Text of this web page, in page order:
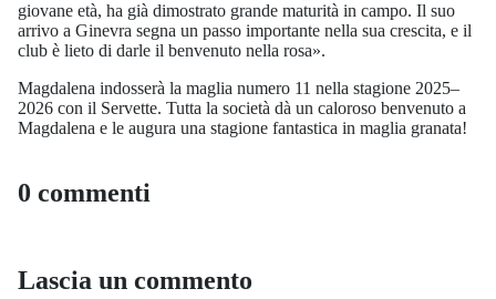
giovane età, ha già dimostrato grande maturità in campo. Il suo
arrivo a Ginevra segna un passo importante nella sua crescita, e il
club è lieto di darle il benvenuto nella rosa».
Magdalena indosserà la maglia numero 11 nella stagione 2025–
2026 con il Servette. Tutta la società dà un caloroso benvenuto a
Magdalena e le augura una stagione fantastica in maglia granata!
0 commenti
Lascia un commento